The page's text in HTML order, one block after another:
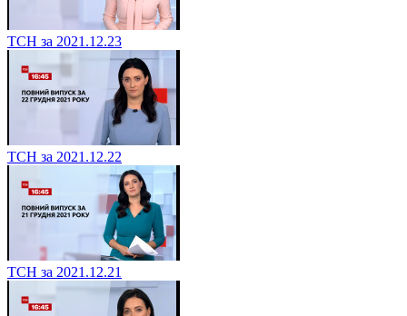
ТСН за 2021.12.23
ТСН за 2021.12.22
ТСН за 2021.12.21